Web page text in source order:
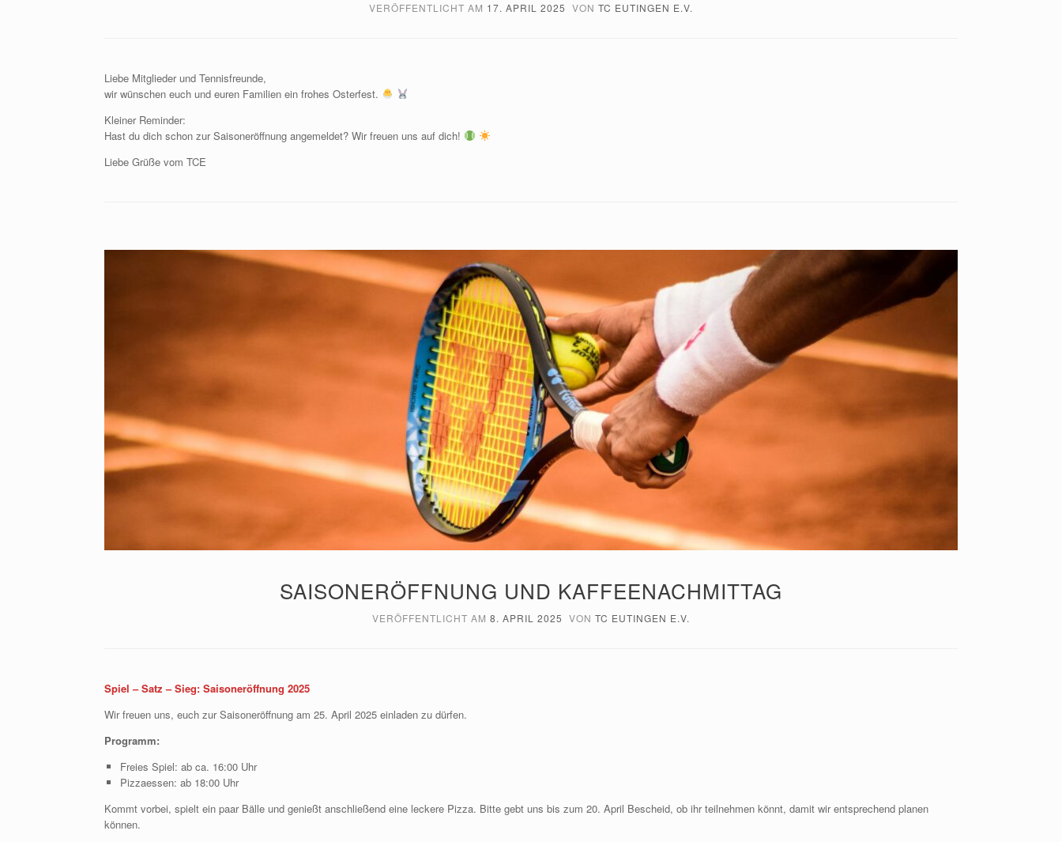
VERÖFFENTLICHT AM 17. APRIL 2025 VON TC EUTINGEN E.V.
Liebe Mitglieder und Tennisfreunde,
wir wünschen euch und euren Familien ein frohes Osterfest.
Kleiner Reminder:
Hast du dich schon zur Saisoneröffnung angemeldet? Wir freuen uns auf dich!
Liebe Grüße vom TCE
SAISONERÖFFNUNG UND KAFFEENACHMITTAG
VERÖFFENTLICHT AM 8. APRIL 2025 VON TC EUTINGEN E.V.
Spiel – Satz – Sieg: Saisoneröffnung 2025
Wir freuen uns, euch zur Saisoneröffnung am 25. April 2025 einladen zu dürfen.
Programm:
Freies Spiel: ab ca. 16:00 Uhr
Pizzaessen: ab 18:00 Uhr
Kommt vorbei, spielt ein paar Bälle und genießt anschließend eine leckere Pizza. Bitte gebt uns bis zum 20. April Bescheid, ob ihr teilnehmen könnt, damit wir entsprechend planen
können.